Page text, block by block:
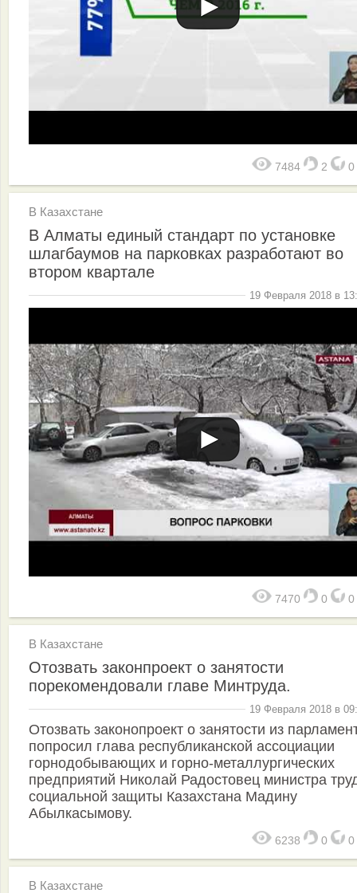
7484 2 0
В Казахстане
В Алматы единый стандарт по установке
шлагбаумов на парковках разработают во
втором квартале
19 Февраля 2018 в
7470 0 0
В Казахстане
Отозвать законпроект о занятости
порекомендовали главе Минтруда.
19 Февраля 2018 в
Отозвать законопроект о занятости из
попросил глава республиканской ассоциации
горнодобывающих и горно-металлургических
предприятий Николай Радостовец министра
социальной защиты Казахстана Мадину
Абылкасымову.
6238 0 0
В Казахстане